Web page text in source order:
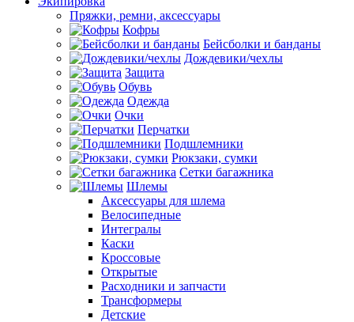
Пряжки, ремни, аксессуары
Кофры
Бейсболки и банданы
Дождевики/чехлы
Защита
Обувь
Одежда
Очки
Перчатки
Подшлемники
Рюкзаки, сумки
Сетки багажника
Шлемы
Аксессуары для шлема
Велосипедные
Интегралы
Каски
Кроссовые
Открытые
Расходники и запчасти
Трансформеры
Детские